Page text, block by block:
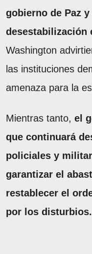
gobierno de Paz
desestabilización
Washington
las instituciones
amenaza para la
Mientras tanto, el
que continuará
policiales y
garantizar el
restablecer el
por los disturbios.